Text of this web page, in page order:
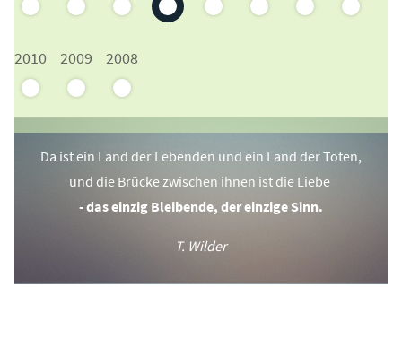
2010 2009 2008
Da ist ein Land der Lebenden und ein Land der Toten,
und die Brücke zwischen ihnen ist die Liebe
- das einzig Bleibende, der einzige Sinn.
T. Wilder